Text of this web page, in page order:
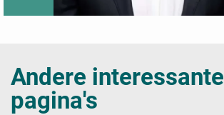
Andere interessante
pagina's